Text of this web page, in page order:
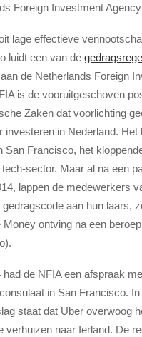
Foreign Investment
lage effectieve
luidt een van de
de Netherlands Foreign
is de vooruitgeschoven
Zaken dat voorlichting
investeren in Nederland. Het
San Francisco, het
sector. Maar al na een
lappen de medewerkers
aan hun laars,
Money ontving na een
had de NFIA een afspraak
in San Francisco. In
staat dat Uber overwoog
verhuizen naar Ierland. De